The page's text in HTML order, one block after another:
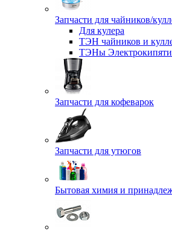
Запчасти для чайников/
Для кулера
ТЭН чайников и
ТЭНы
Запчасти для кофеварок
Запчасти для утюгов
Бытовая химия и